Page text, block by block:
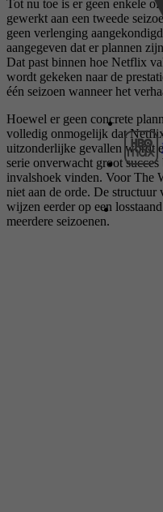
Tot nu toe is er geen enkele
gewerkt aan een tweede
geen verlenging
aangegeven dat er plannen
Dat past binnen hoe Netflix
wordt gekeken naar de
één seizoen wanneer het
Hoewel er geen concrete
volledig onmogelijk dat
uitzonderlijke gevallen wordt
serie onverwacht groot
invalshoek vinden. Voor The
niet aan de orde. De structuur
wijzen eerder op een
meerdere seizoenen.